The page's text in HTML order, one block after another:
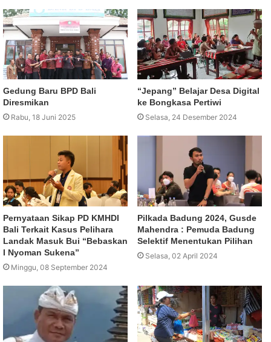
Gedung Baru BPD Bali
Diresmikan
Rabu, 18 Juni 2025
“Jepang” Belajar Desa Digital
ke Bongkasa Pertiwi
Selasa, 24 Desember 2024
Pernyataan Sikap PD KMHDI
Bali Terkait Kasus Pelihara
Landak Masuk Bui “Bebaskan
I Nyoman Sukena”
Minggu, 08 September 2024
Pilkada Badung 2024, Gusde
Mahendra : Pemuda Badung
Selektif Menentukan Pilihan
Selasa, 02 April 2024